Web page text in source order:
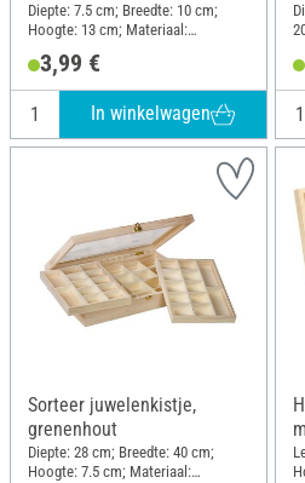
Diepte: 7.5 cm; Breedte: 10 cm;
Hoogte: 13 cm; Materiaal:
3,99 €
In winkelwagen
Sorteer juwelenkistje,
grenenhout
Diepte: 28 cm; Breedte: 40 cm;
Hoogte: 7.5 cm; Materiaal: